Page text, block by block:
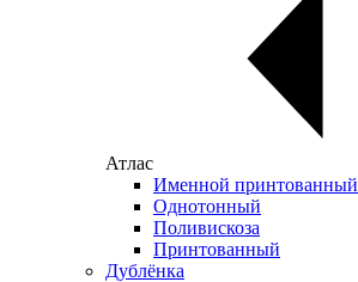
Атлас
Именной принтованный
Однотонный
Поливискоза
Принтованный
Дублёнка